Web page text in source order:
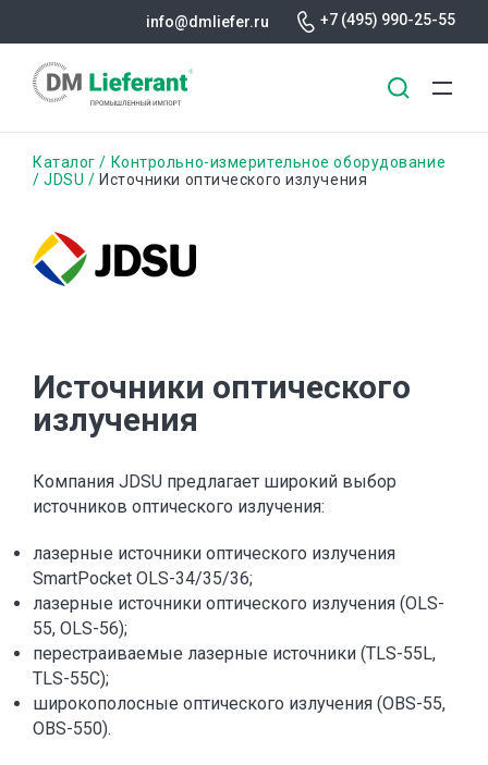
содержанию
info@dmliefer.ru +7 (495) 990-25-55
Строка
Каталог
Контрольно-измерительное оборудование
JDSU
Источники оптического излучения
Источники оптического
излучения
Компания JDSU предлагает широкий выбор
источников оптического излучения:
лазерные источники оптического излучения
SmartPocket OLS-34/35/36;
лазерные источники оптического излучения (OLS-
55, OLS-56);
перестраиваемые лазерные источники (TLS-55L,
TLS-55C);
широкополосные оптического излучения (OBS-55,
OBS-550).